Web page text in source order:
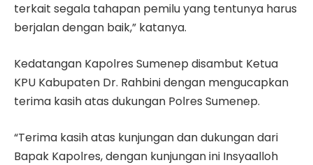
terkait segala tahapan pemilu yang tentunya harus
berjalan dengan baik,” katanya.
Kedatangan Kapolres Sumenep disambut Ketua
KPU Kabupaten Dr. Rahbini dengan mengucapkan
terima kasih atas dukungan Polres Sumenep.
“Terima kasih atas kunjungan dan dukungan dari
Bapak Kapolres, dengan kunjungan ini Insyaalloh